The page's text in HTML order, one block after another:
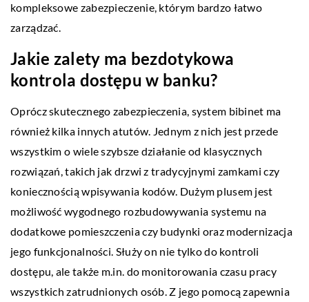
kompleksowe zabezpieczenie, którym bardzo łatwo
zarządzać.
Jakie zalety ma bezdotykowa
kontrola dostępu w banku?
Oprócz skutecznego zabezpieczenia, system bibinet ma
również kilka innych atutów. Jednym z nich jest przede
wszystkim o wiele szybsze działanie od klasycznych
rozwiązań, takich jak drzwi z tradycyjnymi zamkami czy
koniecznością wpisywania kodów. Dużym plusem jest
możliwość wygodnego rozbudowywania systemu na
dodatkowe pomieszczenia czy budynki oraz modernizacja
jego funkcjonalności. Służy on nie tylko do kontroli
dostępu, ale także m.in. do monitorowania czasu pracy
wszystkich zatrudnionych osób. Z jego pomocą zapewnia